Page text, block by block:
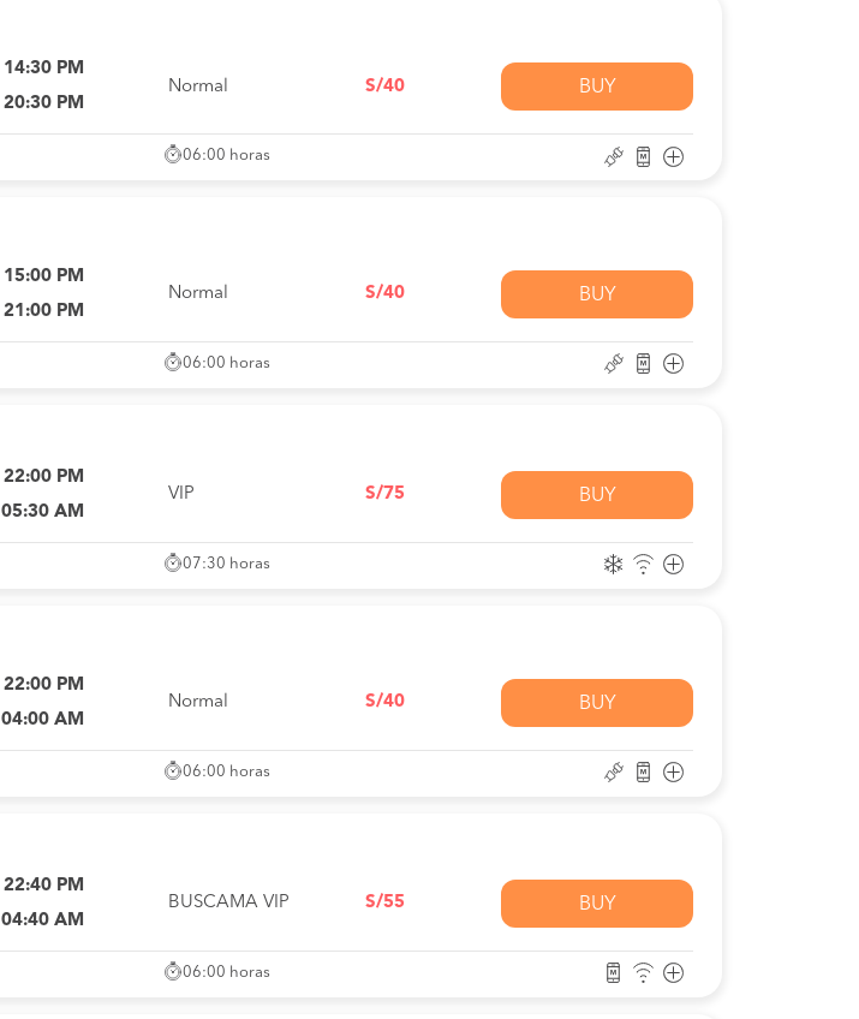
14:30 PM
20:30 PM
Normal S/40 BUY
06:00 horas
15:00 PM
21:00 PM
Normal S/40 BUY
06:00 horas
22:00 PM
05:30 AM
VIP S/75 BUY
07:30 horas
22:00 PM
04:00 AM
Normal S/40 BUY
06:00 horas
22:40 PM
04:40 AM
BUSCAMA VIP S/55 BUY
06:00 horas